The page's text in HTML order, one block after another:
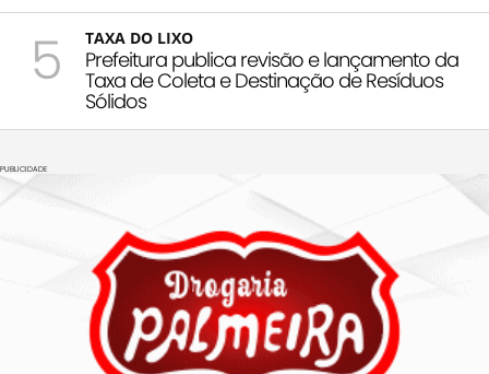
5 TAXA DO LIXO
Prefeitura publica revisão e lançamento da
Taxa de Coleta e Destinação de Resíduos
Sólidos
PUBLICIDADE